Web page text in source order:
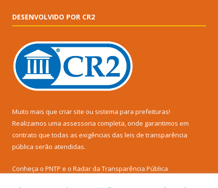
DESENVOLVIDO POR CR2
Muito mais que criar site ou sistema para prefeituras!
Realizamos uma assessoria completa, onde garantimos em
contrato que todas as exigências das leis de transparência
pública serão atendidas.
Conheça o PNTP e o Radar da Transparência Pública